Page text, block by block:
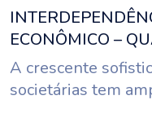
ECONÔMICO –
A crescente
societárias tem